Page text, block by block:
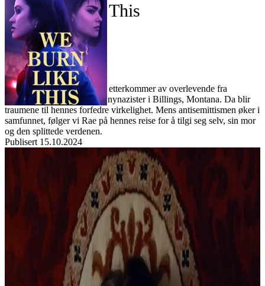
We Burn Like This
Film
Forfatter:
Leverandør:
Norgesfilm AS
Lisens:
22 år gamle Rae, som er en etterkommer av overlevende fra
Holocaust, blir angrepet av nynazister i Billings, Montana. Da blir
traumene til hennes forfedre virkelighet. Mens antisemittismen øker i
samfunnet, følger vi Rae på hennes reise for å tilgi seg selv, sin mor
og den splittede verdenen.
Publisert 15.10.2024